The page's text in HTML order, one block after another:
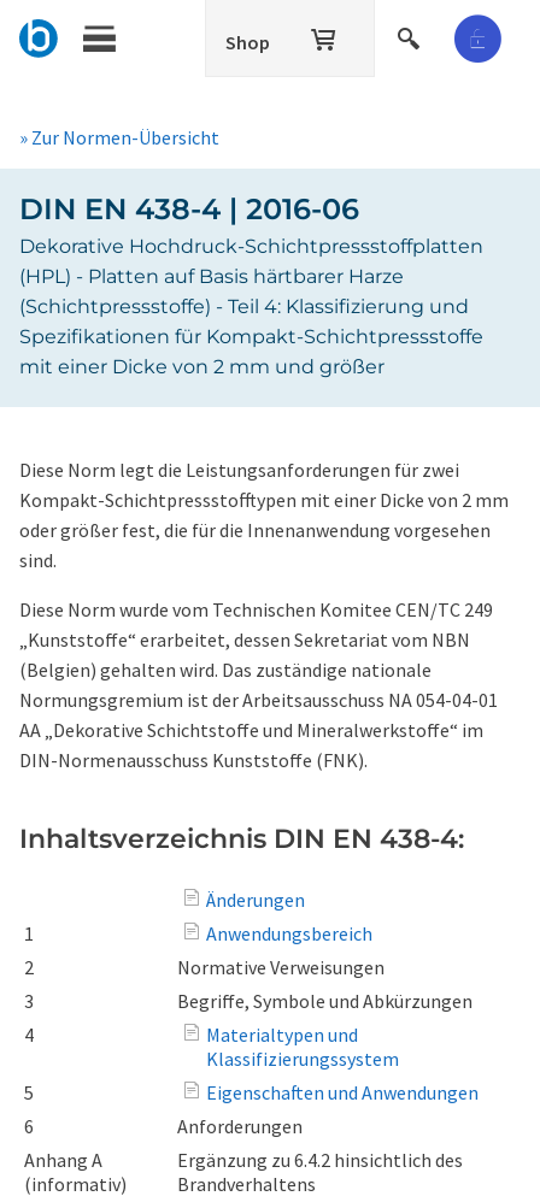
Shop
» Zur Normen-Übersicht
DIN EN 438-4 | 2016-06
Dekorative Hochdruck-Schichtpressstoffplatten
(HPL) - Platten auf Basis härtbarer Harze
(Schichtpressstoffe) - Teil 4: Klassifizierung und
Spezifikationen für Kompakt-Schichtpressstoffe
mit einer Dicke von 2 mm und größer
Diese Norm legt die Leistungsanforderungen für zwei
Kompakt-Schichtpressstofftypen mit einer Dicke von 2 mm
oder größer fest, die für die Innenanwendung vorgesehen
sind.
Diese Norm wurde vom Technischen Komitee CEN/TC 249
„Kunststoffe“ erarbeitet, dessen Sekretariat vom NBN
(Belgien) gehalten wird. Das zuständige nationale
Normungsgremium ist der Arbeitsausschuss NA 054-04-01
AA „Dekorative Schichtstoffe und Mineralwerkstoffe“ im
DIN-Normenausschuss Kunststoffe (FNK).
Inhaltsverzeichnis DIN EN 438-4:
Änderungen
1
Anwendungsbereich
2
Normative Verweisungen
3
Begriffe, Symbole und Abkürzungen
4
Materialtypen und
Klassifizierungssystem
5
Eigenschaften und Anwendungen
6
Anforderungen
Anhang A
(informativ)
Ergänzung zu 6.4.2 hinsichtlich des
Brandverhaltens